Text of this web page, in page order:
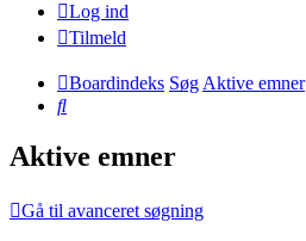
Log ind
Tilmeld
Boardindeks SøgAktive emner
Søg
Aktive emner
Gå til avanceret søgning